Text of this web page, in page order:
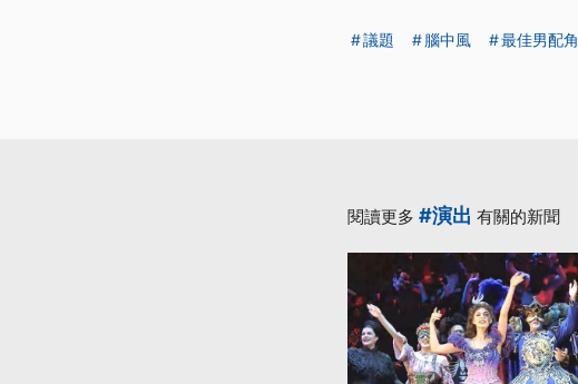
議題 腦中風 最佳男配角
閱讀更多 #演出 有關的新聞